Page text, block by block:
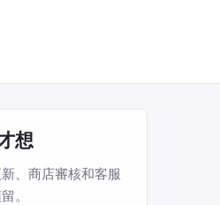
想
、商店審核和客服
。